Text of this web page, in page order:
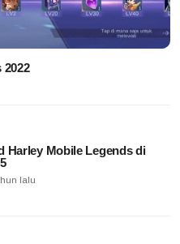
Harley Mobile Legends di
lalu